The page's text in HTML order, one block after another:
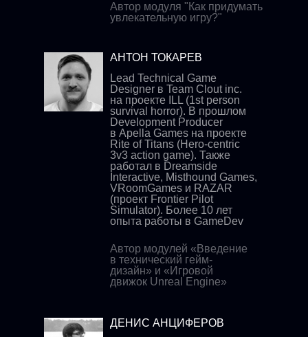
Автор модуля "Как придумать
увлекательную игру?"
АНТОН ТОКАРЕВ
Lead Technical Game
Designer в Team Clout inc.
на проекте ILL (1st person
survival horror). В прошлом
Development Producer
в Apella Games на проекте
Rite of Titans (Hero-centric
3v3 action game). Также
работал в Dreamside
Interactive, Misthound Games,
VRoomGames и RAZAR
(проект Frontier Pilot
Simulator). Более 10 лет
опыта работы в GameDev
Автор модулей «Введение
в технический гейм-
дизайн» и «Игровой
движок Unreal Engine»
ДЕНИС АНЦИФЕРОВ